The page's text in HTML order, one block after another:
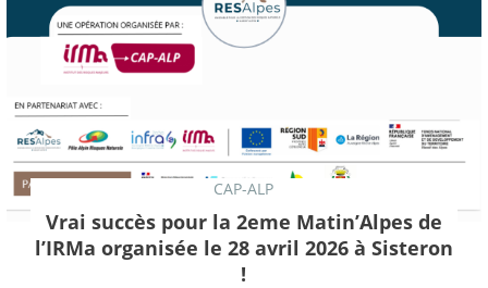
CAP-ALP
Vrai succès pour la 2eme Matin’Alpes de
l’IRMa organisée le 28 avril 2026 à Sisteron
!